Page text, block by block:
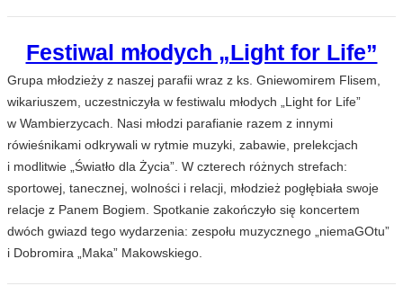
Festiwal młodych „Light for Life”
Grupa młodzieży z naszej parafii wraz z ks. Gniewomirem Flisem,
wikariuszem, uczestniczyła w festiwalu młodych „Light for Life”
w Wambierzycach. Nasi młodzi parafianie razem z innymi
rówieśnikami odkrywali w rytmie muzyki, zabawie, prelekcjach
i modlitwie „Światło dla Życia”. W czterech różnych strefach:
sportowej, tanecznej, wolności i relacji, młodzież pogłębiała swoje
relacje z Panem Bogiem. Spotkanie zakończyło się koncertem
dwóch gwiazd tego wydarzenia: zespołu muzycznego „niemaGOtu”
i Dobromira „Maka” Makowskiego.